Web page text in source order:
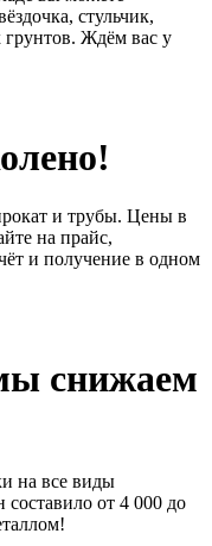
стульчик,
грунтов. Ждём вас у
и трубы. Цены в
на прайс,
и получение в одном
снижаем
на все виды
от 4 000 до